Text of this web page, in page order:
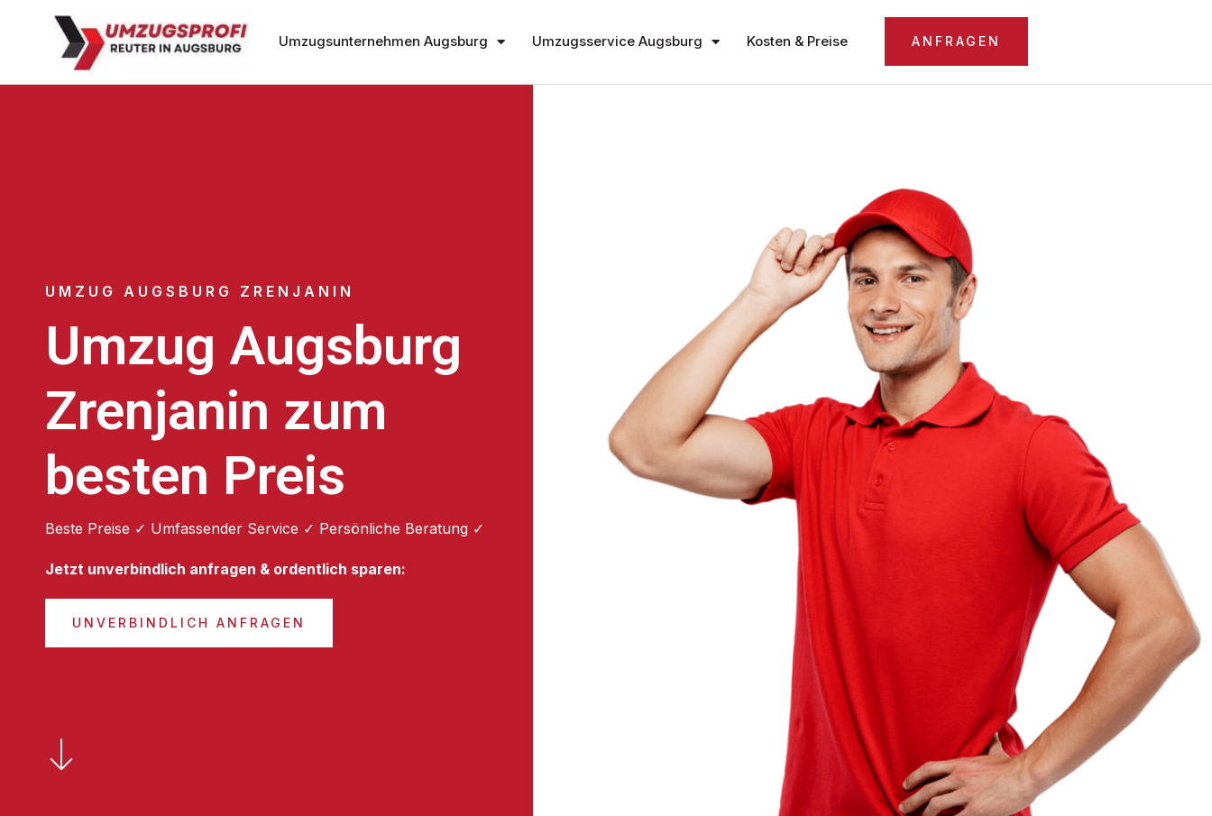
Umzugsunternehmen Augsburg Umzugsservice Augsburg Kosten & Preise ANFRAGEN
UMZUG AUGSBURG ZRENJANIN
Umzug Augsburg
Zrenjanin zum
besten Preis
Beste Preise ✓ Umfassender Service ✓ Persönliche Beratung ✓
Jetzt unverbindlich anfragen & ordentlich sparen:
UNVERBINDLICH ANFRAGEN